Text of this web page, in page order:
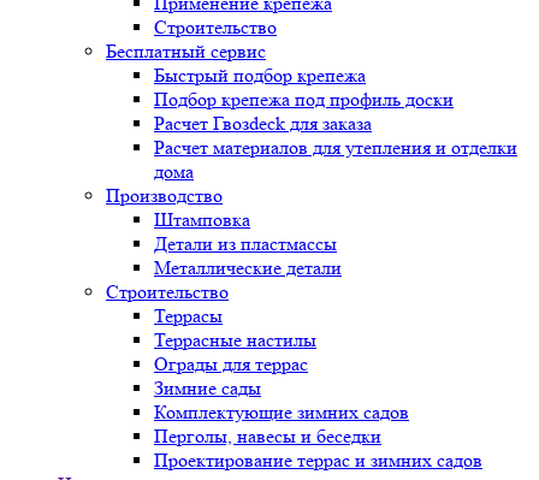
Строительство
Бесплатный сервис
Быстрый подбор крепежа
Подбор крепежа под профиль доски
Расчет Гвозdeck для заказа
Расчет материалов для утепления и отделки
дома
Производство
Штамповка
Детали из пластмассы
Металлические детали
Строительство
Террасы
Террасные настилы
Ограды для террас
Зимние сады
Комплектующие зимних садов
Перголы, навесы и беседки
Проектирование террас и зимних садов